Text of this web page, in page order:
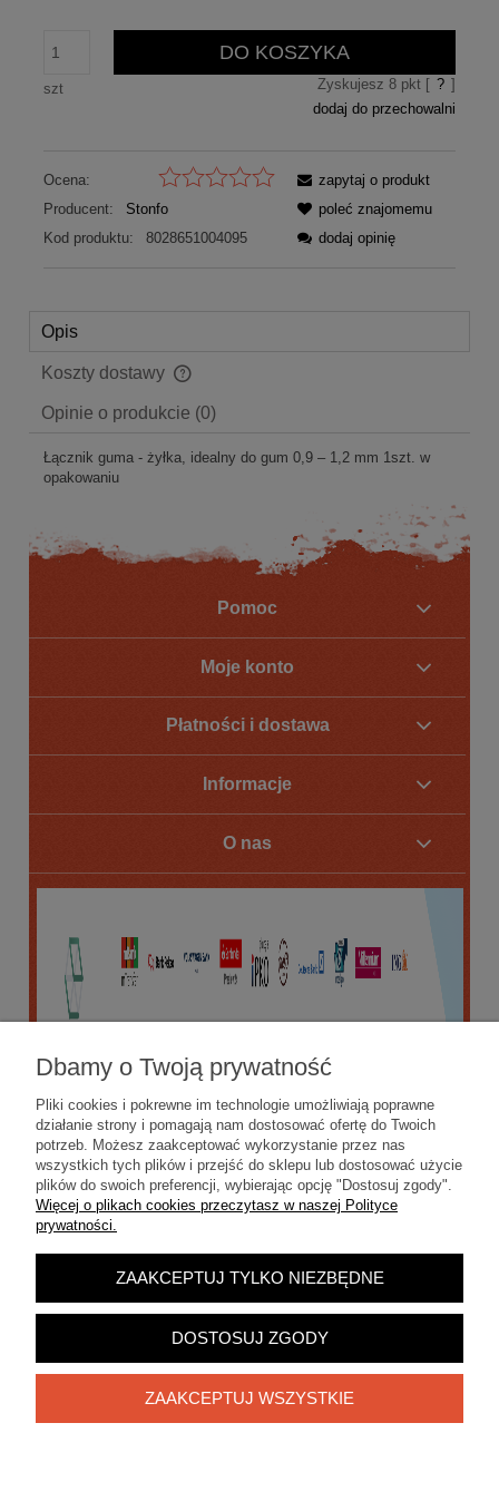
szt
DO KOSZYKA
Zyskujesz 8pkt [ ? ]
dodaj do przechowalni
Ocena:
Producent:
Stonfo
Kod produktu:
8028651004095
zapytaj o produkt
poleć znajomemu
dodaj opinię
Opis
Koszty dostawy
Cena nie zawiera ewentualnych kosztów płatności
Opinie o produkcie (0)
Łącznik guma - żyłka, idealny do gum 0,9 – 1,2 mm 1szt. w
opakowaniu
Pomoc
Moje konto
Płatności i dostawa
Informacje
O nas
POKAŻ PEŁNĄ WERSJĘ STRONY
Sklep internetowy Shoper.pl
Dbamy o Twoją prywatność
Pliki cookies i pokrewne im technologie umożliwiają poprawne
działanie strony i pomagają nam dostosować ofertę do Twoich
potrzeb. Możesz zaakceptować wykorzystanie przez nas
wszystkich tych plików i przejść do sklepu lub dostosować użycie
plików do swoich preferencji, wybierając opcję "Dostosuj zgody".
Więcej o plikach cookies przeczytasz w naszej Polityce
prywatności.
ZAAKCEPTUJ TYLKO NIEZBĘDNE
DOSTOSUJ ZGODY
ZAAKCEPTUJ WSZYSTKIE